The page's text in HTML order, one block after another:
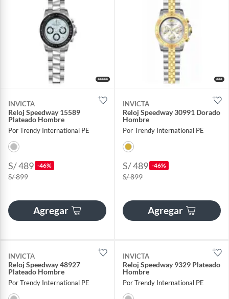
INVICTA
Reloj Speedway 15589
Plateado Hombre
Por Trendy International PE
S/ 489 -46%
S/ 899
Agregar
INVICTA
Reloj Speedway 30991 Dorado
Hombre
Por Trendy International PE
S/ 489 -46%
S/ 899
Agregar
INVICTA
Reloj Speedway 48927
Plateado Hombre
Por Trendy International PE
INVICTA
Reloj Speedway 9329 Plateado
Hombre
Por Trendy International PE